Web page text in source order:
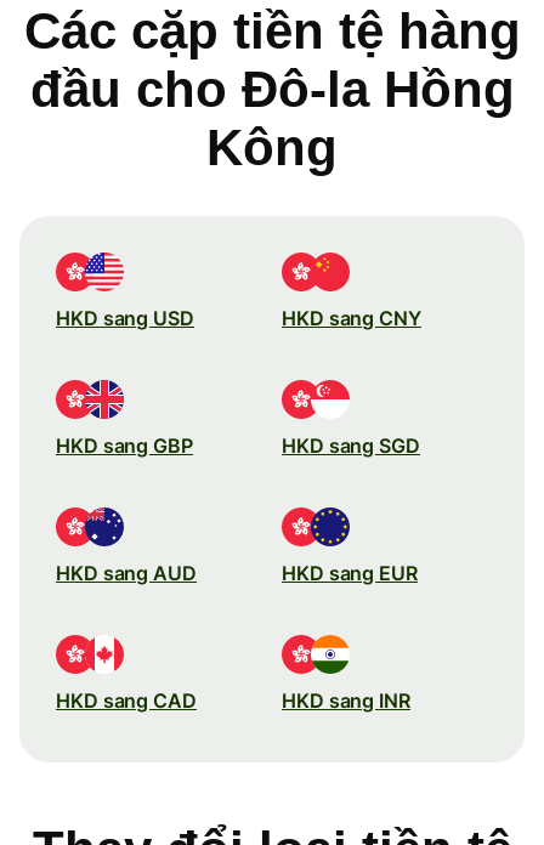
Các cặp tiền tệ hàng
đầu cho Đô-la Hồng
Kông
HKD sang USD HKD sang CNY
HKD sang GBP HKD sang SGD
HKD sang AUD HKD sang EUR
HKD sang CAD HKD sang INR